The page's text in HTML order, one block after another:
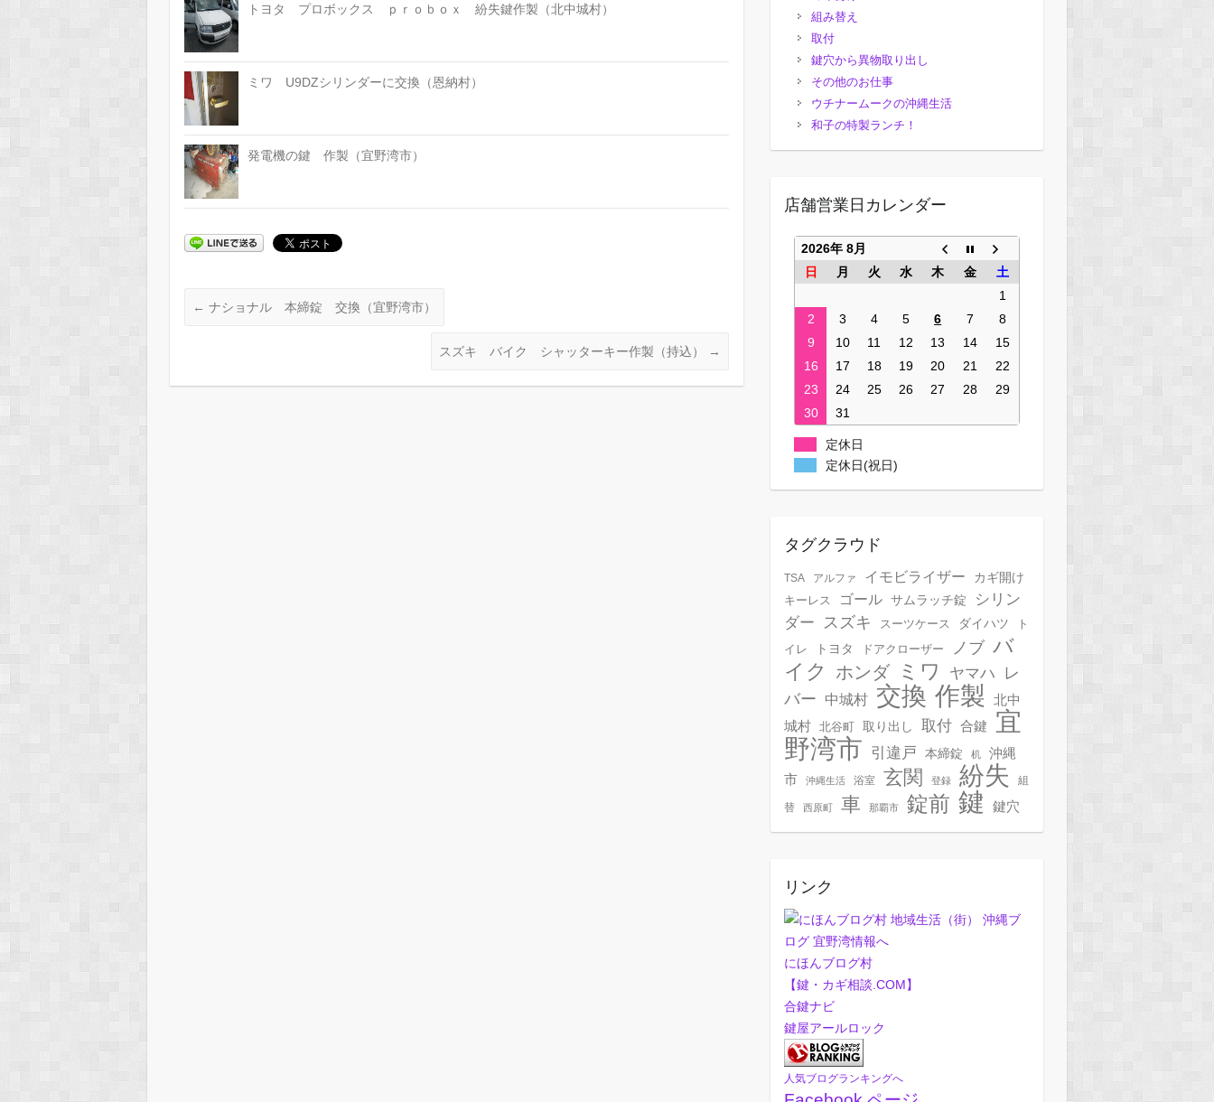
トヨタ プロボックス ｐｒｏｂｏｘ 紛失鍵作製（北中城村）
ミワ U9DZシリンダーに交換（恩納村）
発電機の鍵 作製（宜野湾市）
← ナショナル 本締錠 交換（宜野湾市）
スズキ バイク シャッターキー作製（持込） →
組み替え
取付
鍵穴から異物取り出し
その他のお仕事
ウチナームークの沖縄生活
和子の特製ランチ！
店舗営業日カレンダー
2026年 8月
日
月 火 水 木 金
土
1
2
3 4 5 6 7
8
9
10 11 12 13 14
15
16
17 18 19 20 21
22
23
24 25 26 27 28
29
30
31
定休日
定休日(祝日)
タグクラウド
TSA アルファ イモビライザー
カギ開け
キーレス
ゴール サムラッチ錠
シリン
ダー
スズキ スーツケース ダイハツ
ト
イレ
トヨタ ドアクローザー ノブ バ
イク
ホンダ ミワ ヤマハ
レ
バー
中城村 交換 作製
北中
城村
北谷町 取り出し 取付 合鍵
宜
野湾市 引違戸 本締錠 机
沖縄
市
沖縄生活 浴室 玄関 登録 紛失 組
替 西原町 車 那覇市 錠前 鍵 鍵穴
リンク
にほんブログ村
【鍵・カギ相談.COM】
合鍵ナビ
鍵屋アールロック
人気ブログランキングへ